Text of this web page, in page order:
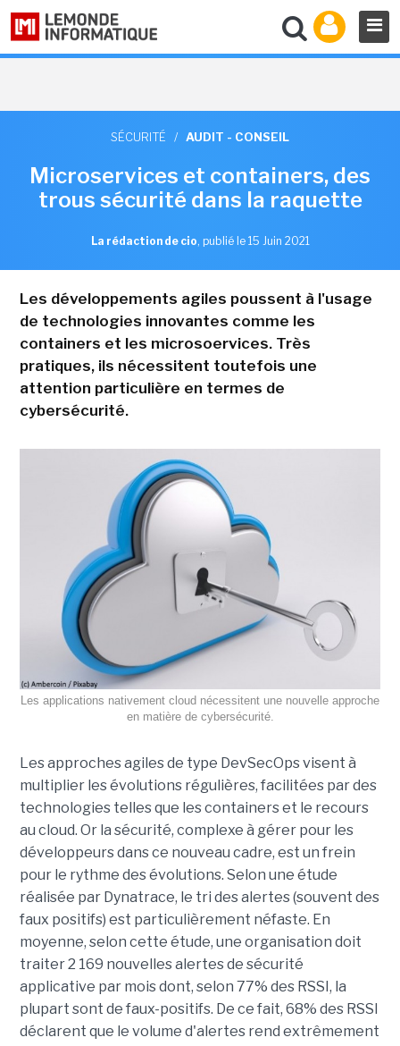
SÉCURITÉ / AUDIT - CONSEIL
Microservices et containers, des
trous sécurité dans la raquette
La rédaction de cio, publié le 15 Juin 2021
Les développements agiles poussent à l'usage
de technologies innovantes comme les
containers et les microsoervices. Très
pratiques, ils nécessitent toutefois une
attention particulière en termes de
cybersécurité.
Les applications nativement cloud nécessitent une nouvelle approche
en matière de cybersécurité.
Les approches agiles de type DevSecOps visent à
multiplier les évolutions régulières, facilitées par des
technologies telles que les containers et le recours
au cloud. Or la sécurité, complexe à gérer pour les
développeurs dans ce nouveau cadre, est un frein
pour le rythme des évolutions. Selon une étude
réalisée par Dynatrace, le tri des alertes (souvent des
faux positifs) est particulièrement néfaste. En
moyenne, selon cette étude, une organisation doit
traiter 2 169 nouvelles alertes de sécurité
applicative par mois dont, selon 77% des RSSI, la
plupart sont de faux-positifs. De ce fait, 68% des RSSI
déclarent que le volume d'alertes rend extrêmement